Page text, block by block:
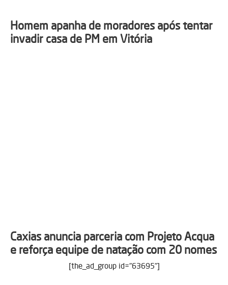
Homem apanha de moradores após tentar
invadir casa de PM em Vitória
Caxias anuncia parceria com Projeto Acqua
e reforça equipe de natação com 20 nomes
[the_ad_group id="63695"]